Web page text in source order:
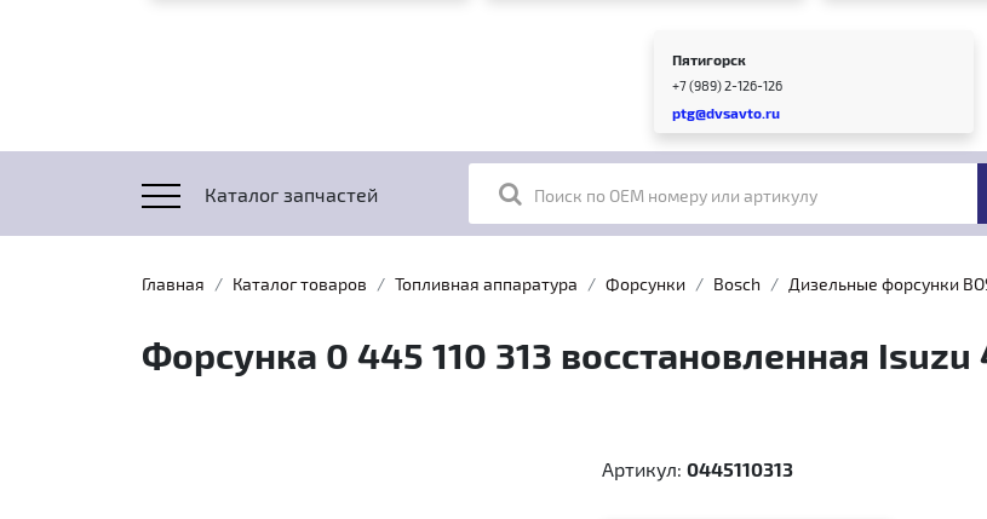
Пятигорск
+7 (989) 2-126-126
ptg@dvsavto.ru
Каталог запчастей Поиск по OEM номеру или артикулу
Главная Каталог товаров Топливная аппаратура Форсунки Bosch Дизельные форсунки
Форсунка 0 445 110 313 восстановленная Isuzu
Артикул: 0445110313